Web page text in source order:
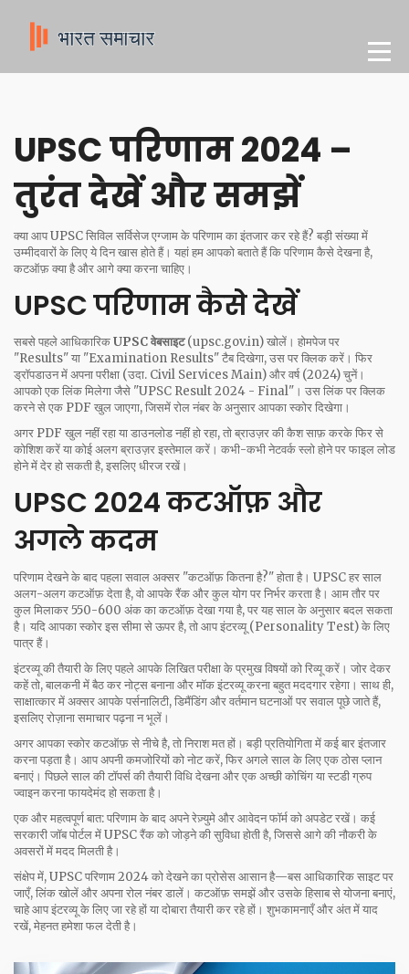
UPSC परिणाम 2024 –
तुरंत देखें और समझें
क्या आप UPSC सिविल सर्विसेज एग्जाम के परिणाम का इंतजार कर रहे हैं? बड़ी संख्या में
उम्मीदवारों के लिए ये दिन खास होते हैं। यहां हम आपको बताते हैं कि परिणाम कैसे देखना है,
कटऑफ़ क्या है और आगे क्या करना चाहिए।
UPSC परिणाम कैसे देखें
सबसे पहले आधिकारिकUPSC वेबसाइट(upsc.gov.in) खोलें। होमपेज पर
"Results" या "Examination Results" टैब दिखेगा, उस पर क्लिक करें। फिर
ड्रॉपडाउन में अपना परीक्षा (उदा. Civil Services Main) और वर्ष (2024) चुनें।
आपको एक लिंक मिलेगा जैसे "UPSC Result 2024 - Final"। उस लिंक पर क्लिक
करने से एक PDF खुल जाएगा, जिसमें रोल नंबर के अनुसार आपका स्कोर दिखेगा।
अगर PDF खुल नहीं रहा या डाउनलोड नहीं हो रहा, तो ब्राउज़र की कैश साफ़ करके फिर से
कोशिश करें या कोई अलग ब्राउज़र इस्तेमाल करें। कभी-कभी नेटवर्क स्लो होने पर फाइल लोड
होने में देर हो सकती है, इसलिए धीरज रखें।
UPSC 2024 कटऑफ़ और
अगले कदम
परिणाम देखने के बाद पहला सवाल अक्सर "कटऑफ़ कितना है?" होता है। UPSC हर साल
अलग-अलग कटऑफ़ देता है, वो आपके रैंक और कुल योग पर निर्भर करता है। आम तौर पर
कुल मिलाकर 550-600 अंक का कटऑफ़ देखा गया है, पर यह साल के अनुसार बदल सकता
है। यदि आपका स्कोर इस सीमा से ऊपर है, तो आप इंटरव्यू (Personality Test) के लिए
पात्र हैं।
इंटरव्यू की तैयारी के लिए पहले आपके लिखित परीक्षा के प्रमुख विषयों को रिव्यू करें। जोर देकर
कहें तो, बालकनी में बैठ कर नोट्स बनाना और मॉक इंटरव्यू करना बहुत मददगार रहेगा। साथ ही,
साक्षात्कार में अक्सर आपके पर्सनालिटी, डिमैंडिंग और वर्तमान घटनाओं पर सवाल पूछे जाते हैं,
इसलिए रोज़ाना समाचार पढ़ना न भूलें।
अगर आपका स्कोर कटऑफ़ से नीचे है, तो निराश मत हों। बड़ी प्रतियोगिता में कई बार इंतजार
करना पड़ता है। आप अपनी कमजोरियों को नोट करें, फिर अगले साल के लिए एक ठोस प्लान
बनाएं। पिछले साल की टॉपर्स की तैयारी विधि देखना और एक अच्छी कोचिंग या स्टडी ग्रुप
ज्वाइन करना फायदेमंद हो सकता है।
एक और महत्वपूर्ण बात: परिणाम के बाद अपने रेज़्युमे और आवेदन फॉर्म को अपडेट रखें। कई
सरकारी जॉब पोर्टल में UPSC रैंक को जोड़ने की सुविधा होती है, जिससे आगे की नौकरी के
अवसरों में मदद मिलती है।
संक्षेप में, UPSC परिणाम 2024 को देखने का प्रोसेस आसान है—बस आधिकारिक साइट पर
जाएँ, लिंक खोलें और अपना रोल नंबर डालें। कटऑफ़ समझें और उसके हिसाब से योजना बनाएं,
चाहे आप इंटरव्यू के लिए जा रहे हों या दोबारा तैयारी कर रहे हों। शुभकामनाएँ और अंत में याद
रखें, मेहनत हमेशा फल देती है।